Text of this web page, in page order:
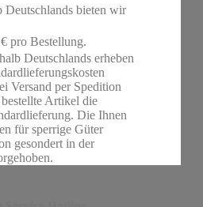
Deutschlands bieten wir
pro Bestellung.
Deutschlands erheben
Versand per Spedition
Artikel die
Die Ihnen
für sperrige Güter
gesondert in der